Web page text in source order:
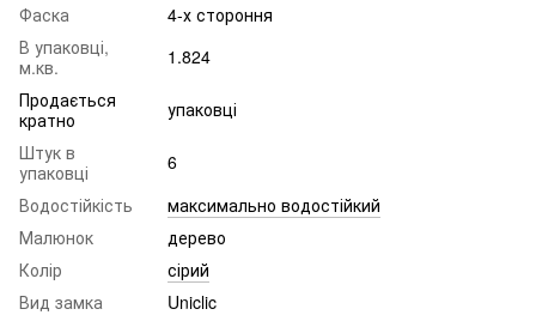
Фаска
4-х стороння
В упаковці,
м.кв.
1.824
Продається
кратно
упаковці
Штук в
упаковці
6
Водостійкість
максимально водостійкий
Малюнок
дерево
Колір
сірий
Вид замка
Uniclic